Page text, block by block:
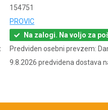
154751
PROVIC
Na zalogi. Na voljo za
Predviden osebni prevzem:
9.8.2026 predvidena dostava